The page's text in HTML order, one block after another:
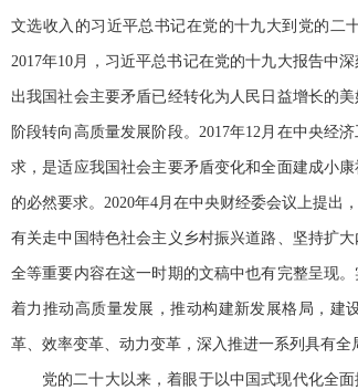
文选收入的习近平总书记在党的十九大到党的二
2017年10月，习近平总书记在党的十九大报告中
出我国社会主要矛盾已经转化为人民日益增长的
阶段转向高质量发展阶段。2017年12月在中央经
求，是适应我国社会主要矛盾变化和全面建成小
的必然要求。2020年4月在中央财经委会议上提出
有关走中国特色社会主义乡村振兴道路、坚持扩
全等重要内容在这一时期的文稿中也有完整呈现
着力推动高质量发展，推动构建新发展格局，建
革、效率变革、动力变革，深入推进一系列具有
党的二十大以来，着眼于以中国式现代化全